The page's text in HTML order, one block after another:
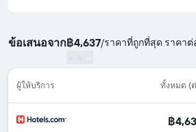
ข้อเสนอจาก฿4,637/ราคาที่ถูกที่สุด ราคา
ผู้ให้บริการ ทั้งหมด (
฿